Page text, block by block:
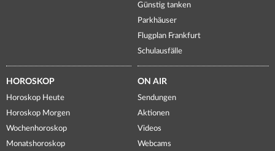
Günstig tanken
Parkhäuser
Flugplan Frankfurt
Schulausfälle
HOROSKOP
Horoskop Heute
Horoskop Morgen
Wochenhoroskop
Monatshoroskop
ON AIR
Sendungen
Aktionen
Videos
Webcams